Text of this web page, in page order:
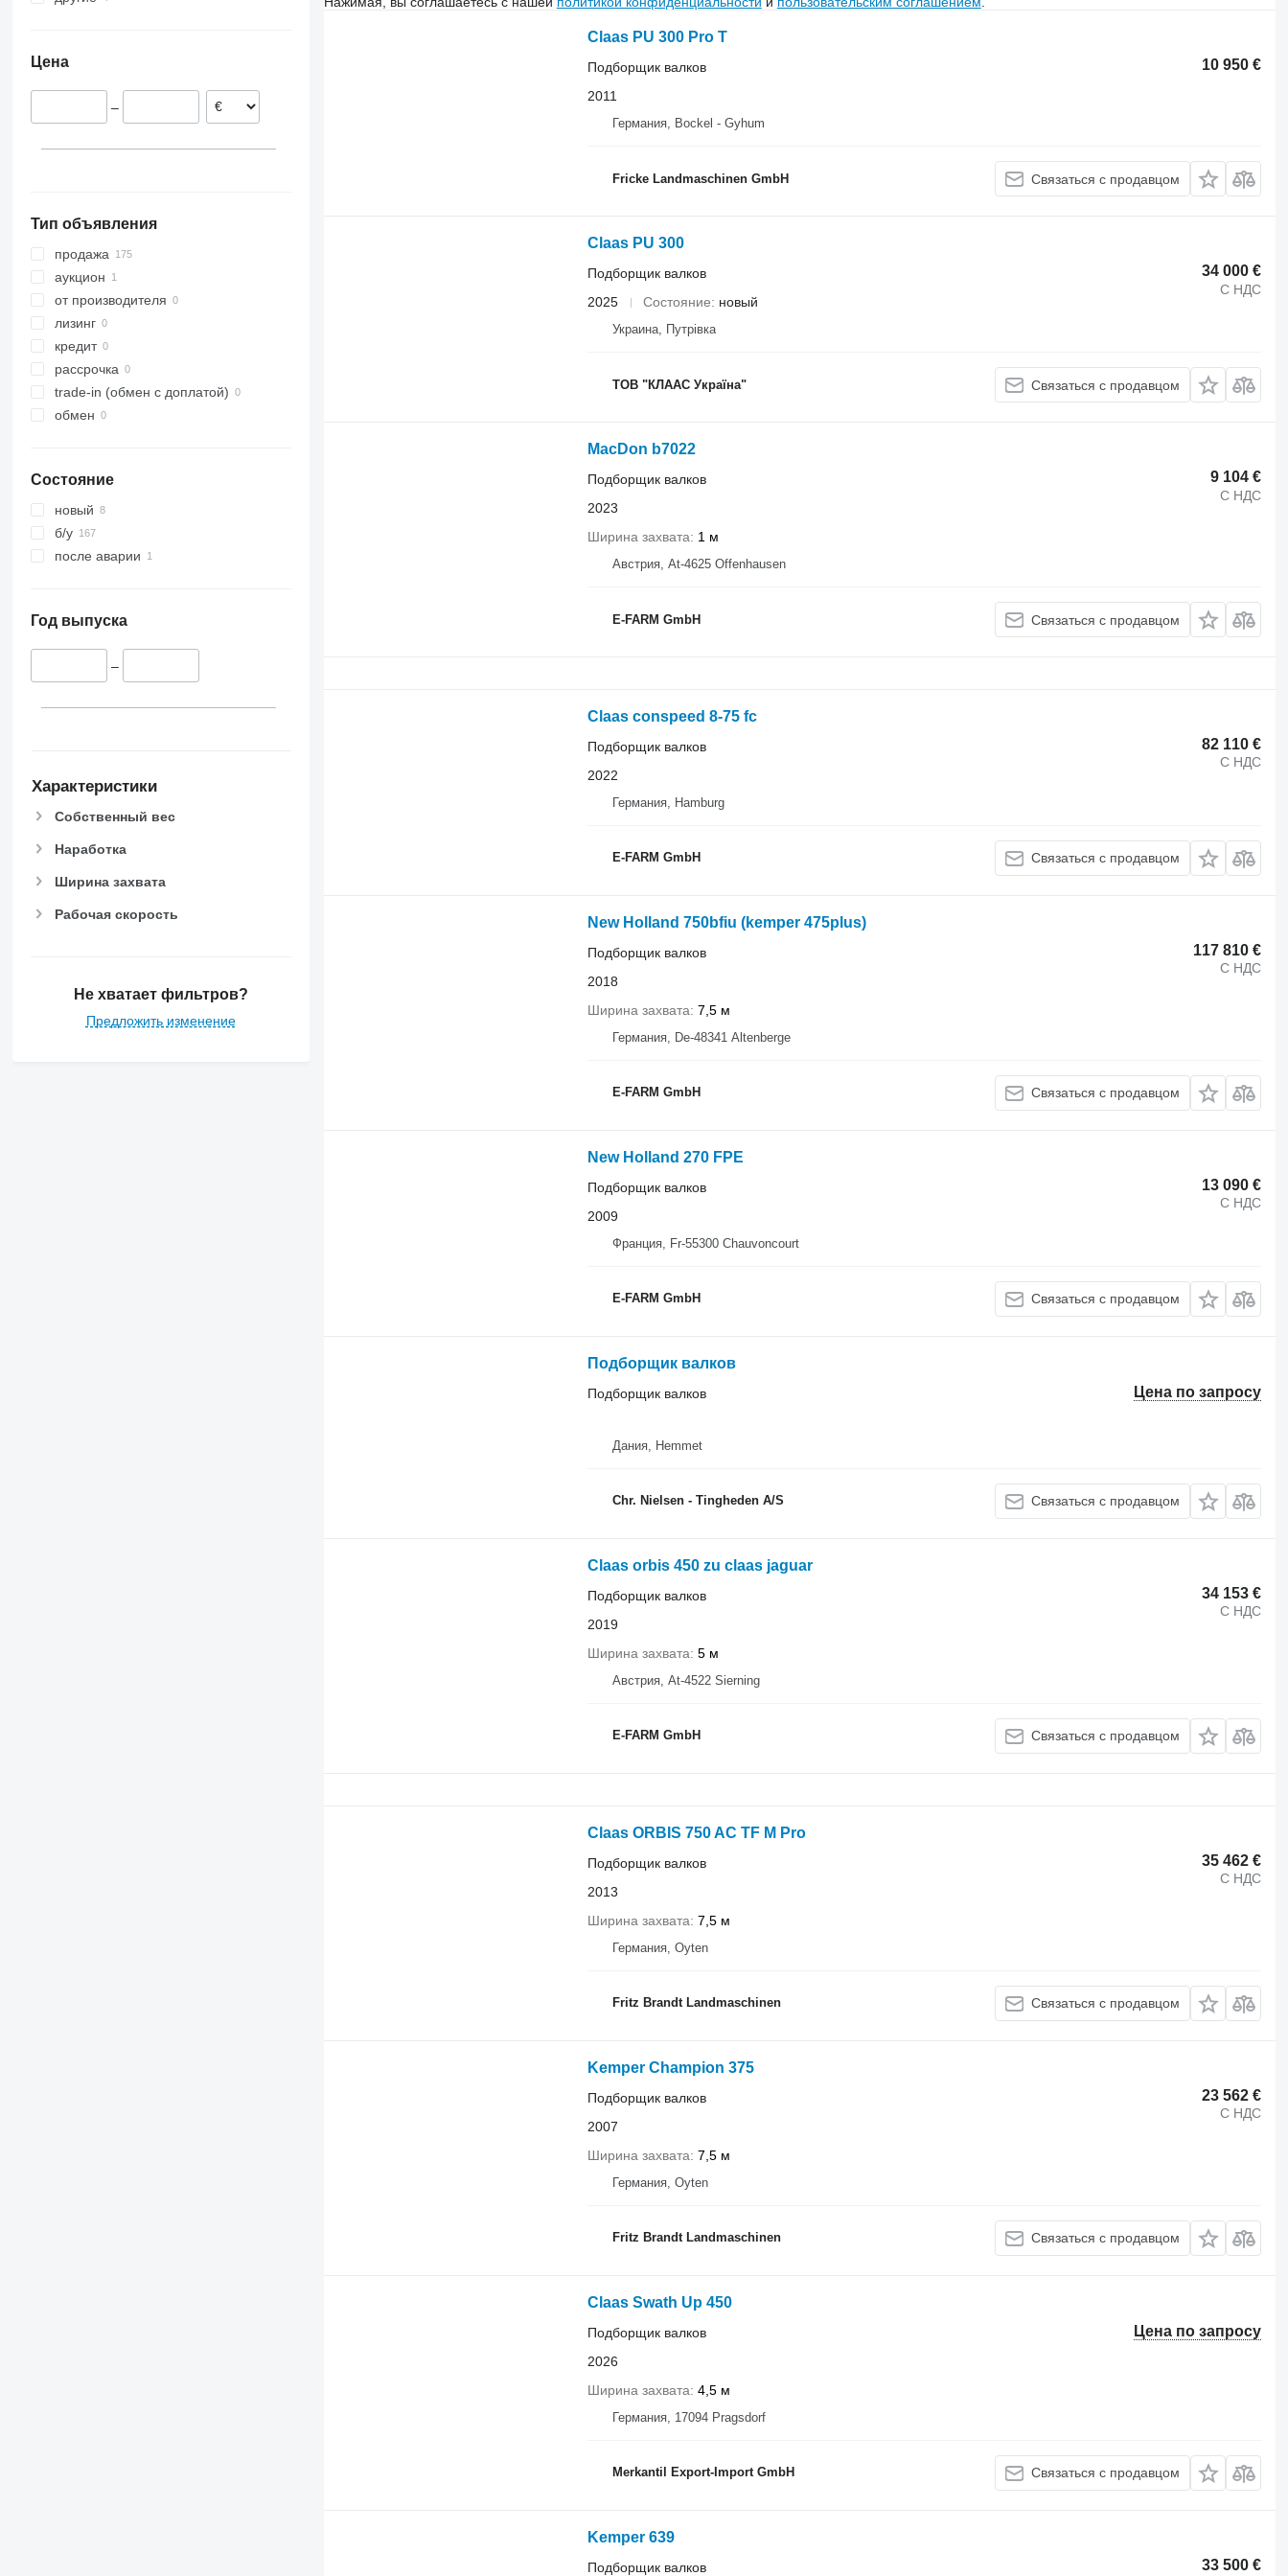
Дания
Франция
Цена
–
Тип объявления
продажа
аукцион
от производителя
лизинг
кредит
рассрочка
trade-in (обмен с доплатой)
обмен
Состояние
новый
б/у
после аварии
Год выпуска
–
Характеристики
Собственный вес
Наработка
Ширина захвата
Рабочая скорость
Не хватает фильтров?
Предложить изменение
Claas PU 300 Pro T
10 950 €
Подборщик валков
2011
Германия, Bockel - Gyhum
Fricke Landmaschinen GmbH Связаться с продавцом
Claas PU 300
34 000 €
С НДС
Подборщик валков
2025
Состояние новый
Украина, Путрівка
ТОВ "КЛААС Україна" Связаться с продавцом
MacDon b7022
9 104 €
С НДС
Подборщик валков
2023
Ширина захвата
1 м
Австрия, At-4625 Offenhausen
E-FARM GmbH Связаться с продавцом
Claas conspeed 8-75 fc
82 110 €
С НДС
Подборщик валков
2022
Германия, Hamburg
E-FARM GmbH Связаться с продавцом
New Holland 750bfiu (kemper 475plus)
117 810 €
С НДС
Подборщик валков
2018
Ширина захвата 7,5 м
Германия, De-48341 Altenberge
E-FARM GmbH Связаться с продавцом
New Holland 270 FPE
13 090 €
С НДС
Подборщик валков
2009
Франция, Fr-55300 Chauvoncourt
E-FARM GmbH Связаться с продавцом
Подборщик валков
Цена по запросу
Подборщик валков
Дания, Hemmet
Chr. Nielsen - Tingheden A/S Связаться с продавцом
Claas orbis 450 zu claas jaguar
34 153 €
С НДС
Подборщик валков
2019
Ширина захвата 5 м
Австрия, At-4522 Sierning
E-FARM GmbH Связаться с продавцом
Claas ORBIS 750 AC TF M Pro
35 462 €
С НДС
Подборщик валков
2013
Ширина захвата 7,5 м
Германия, Oyten
Fritz Brandt Landmaschinen Связаться с продавцом
Kemper Champion 375
23 562 €
С НДС
Подборщик валков
2007
Ширина захвата 7,5 м
Германия, Oyten
Fritz Brandt Landmaschinen Связаться с продавцом
Claas Swath Up 450
Цена по запросу
Подборщик валков
2026
Ширина захвата 4,5 м
Германия, 17094 Pragsdorf
Merkantil Export-Import GmbH Связаться с продавцом
Kemper 639
33 500 €
Подборщик валков